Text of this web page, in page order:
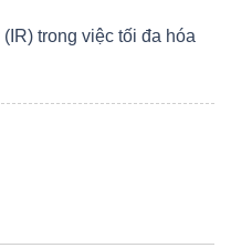
trong việc tối đa hóa